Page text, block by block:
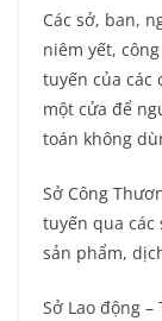
Các sở, ban,
niêm yết,
tuyến của các
một cửa để
toán không
Sở Công
tuyến qua
sản phẩm,
Sở Lao động